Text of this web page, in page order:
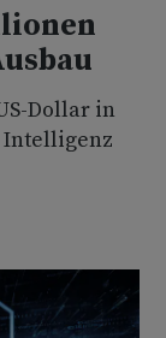
Dollar in
Intelligenz